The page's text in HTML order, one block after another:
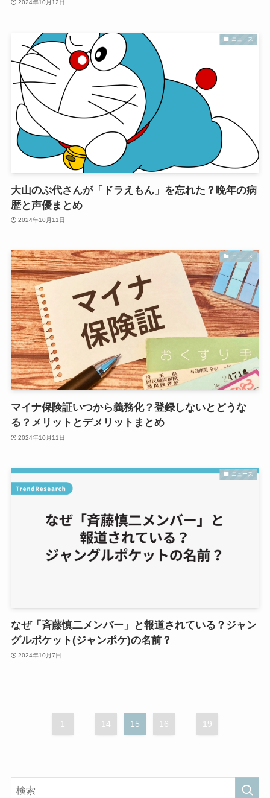
2024年10月12日
ニュース
大山のぶ代さんが「ドラえもん」を忘れた？晩年の病
歴と声優まとめ
2024年10月11日
ニュース
マイナ保険証いつから義務化？登録しないとどうな
る？メリットとデメリットまとめ
2024年10月11日
ニュース
なぜ「斉藤慎二メンバー」と報道されている？ジャン
グルポケット(ジャンポケ)の名前？
2024年10月7日
1 ... 14 15 16 ... 19